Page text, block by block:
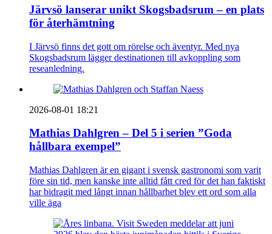
Järvsö lanserar unikt Skogsbadsrum – en plats
för återhämtning
I Järvsö finns det gott om rörelse och äventyr. Med nya
Skogsbadsrum lägger destinationen till avkoppling som
reseanledning.
2026-08-01 18:21
Mathias Dahlgren – Del 5 i serien ”Goda
hållbara exempel”
Mathias Dahlgren är en gigant i svensk gastronomi som varit
före sin tid, men kanske inte alltid fått cred för det han faktiskt
har bidragit med långt innan hållbarhet blev ett ord som alla
ville äga